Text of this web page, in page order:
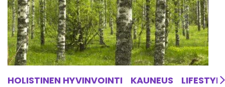
HOLISTINEN HYVINVOINTI KAUNEUS LIFESTYLE